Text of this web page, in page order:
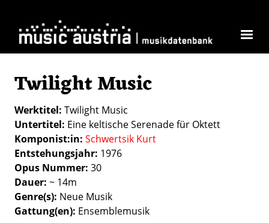
Twilight Music
Werktitel Twilight Music
Untertitel Eine keltische Serenade für Oktett
Komponist:in Schwertsik Kurt
Entstehungsjahr 1976
Opus Nummer 30
Dauer ~ 14m
Genre(s) Neue Musik
Gattung(en) Ensemblemusik